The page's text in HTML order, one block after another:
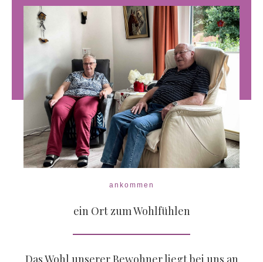
ankommen
ein Ort zum Wohlfühlen
Das Wohl unserer Bewohner liegt bei uns an